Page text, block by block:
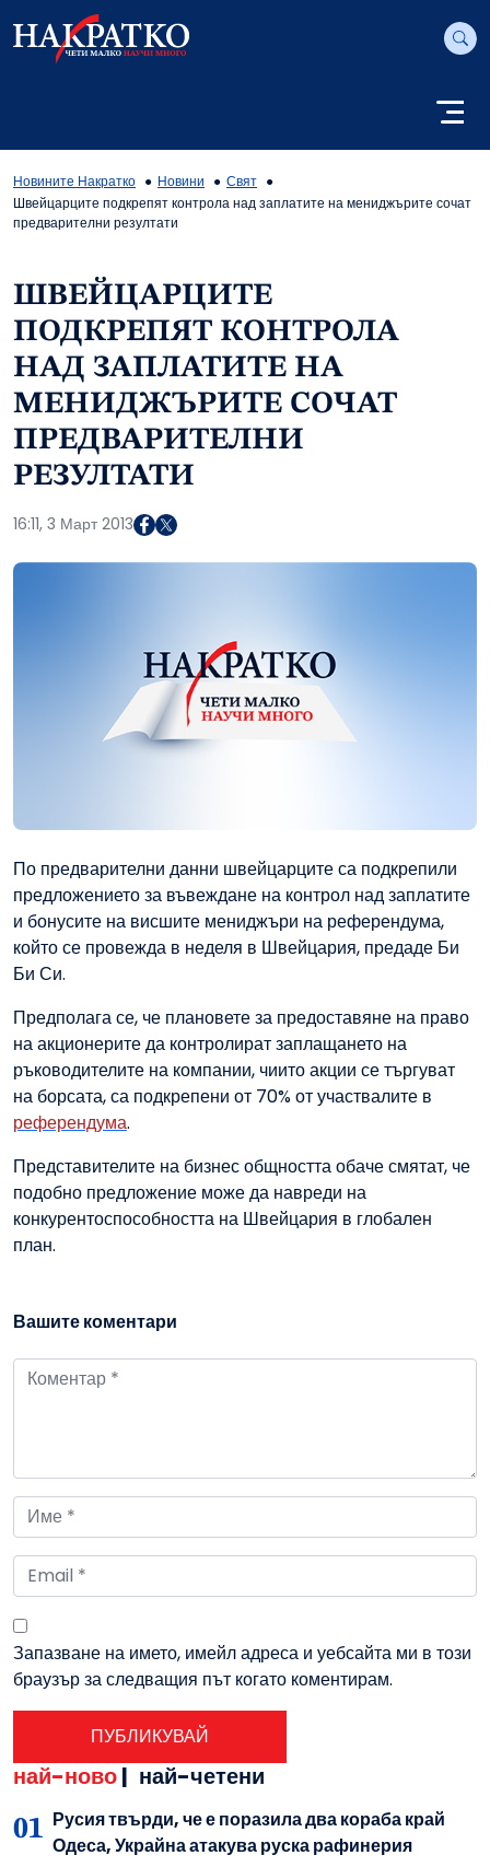
Новините Накратко Новини
Свят
Швейцарците подкрепят контрола над заплатите на мениджърите сочат
предварителни резултати
ШВЕЙЦАРЦИТЕ
ПОДКРЕПЯТ КОНТРОЛА
НАД ЗАПЛАТИТЕ НА
МЕНИДЖЪРИТЕ СОЧАТ
ПРЕДВАРИТЕЛНИ
РЕЗУЛТАТИ
16:11, 3 Март 2013
По предварителни данни швейцарците са подкрепили
предложението за въвеждане на контрол над заплатите
и бонусите на висшите мениджъри на референдума,
който се провежда в неделя в Швейцария, предаде Би
Би Си.
Предполага се, че плановете за предоставяне на право
на акционерите да контролират заплащането на
ръководителите на компании, чиито акции се търгуват
на борсата, са подкрепени от 70% от участвалите в
референдума.
Представителите на бизнес общността обаче смятат, че
подобно предложение може да навреди на
конкурентоспособността на Швейцария в глобален
план.
Вашите коментари
Запазване на името, имейл адреса и уебсайта ми в този
браузър за следващия път когато коментирам.
най-ново| най-четени
Русия твърди, че е поразила два кораба край
Одеса, Украйна атакува руска рафинерия